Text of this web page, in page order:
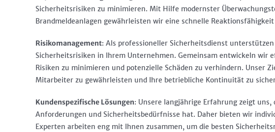
Sicherheitsrisiken zu minimieren. Mit Hilfe modernster
Brandmeldeanlagen gewährleisten wir eine schnelle
Risikomanagement: Als professioneller Sicherheitsdienst
Sicherheitsrisiken in Ihrem Unternehmen. Gemeinsam entwickeln wir
Risiken zu minimieren und potenzielle Schäden zu verhindern. Unser
Mitarbeiter zu gewährleisten und Ihre betriebliche Kontinuität zu
Kundenspezifische Lösungen: Unsere langjährige Erfahrung zeigt
Anforderungen und Sicherheitsbedürfnisse hat. Daher bieten wir
Experten arbeiten eng mit Ihnen zusammen, um die besten